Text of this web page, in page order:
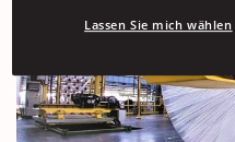
Lassen Sie mich wählen